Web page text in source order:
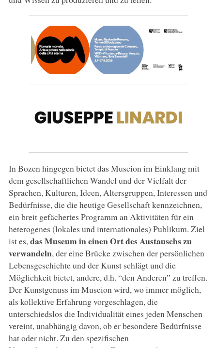
In Bozen hingegen bietet das Museion im Einklang mit
dem gesellschaftlichen Wandel und der Vielfalt der
Sprachen, Kulturen, Ideen, Altersgruppen, Interessen und
Bedürfnisse, die die heutige Gesellschaft kennzeichnen,
ein breit gefächertes Programm an Aktivitäten für ein
heterogenes (lokales und internationales) Publikum. Ziel
ist es, das Museum in einen Ort des Austauschs zu
verwandeln, der eine Brücke zwischen der persönlichen
Lebensgeschichte und der Kunst schlägt und die
Möglichkeit bietet, andere, d.h. “den Anderen” zu treffen.
Der Kunstgenuss im Museion wird, wo immer möglich,
als kollektive Erfahrung vorgeschlagen, die
unterschiedslos die Individualität eines jeden Menschen
vereint, unabhängig davon, ob er besondere Bedürfnisse
hat oder nicht. Zu den spezifischen